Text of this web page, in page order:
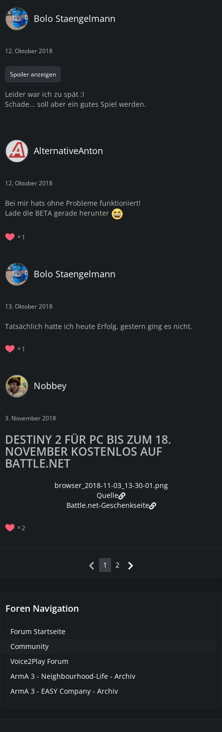
Bolo Staengelmann
12. Oktober 2018
Spoiler anzeigen
Leider war ich zu spät :I
Schade... soll aber ein gutes Spiel werden.
AlternativeAnton
12. Oktober 2018
Bei mir hats ohne Probleme funktioniert!
Lade die BETA gerade herunter
1
Bolo Staengelmann
13. Oktober 2018
Tatsächlich hatte ich heute Erfolg, gestern ging es nicht.
1
Nobbey
3. November 2018
DESTINY 2 FÜR PC BIS ZUM 18.
NOVEMBER KOSTENLOS AUF
BATTLE.NET
browser_2018-11-03_13-30-01.png
Quelle
Battle.net-Geschenkseite
2
1 2
Foren Navigation
Forum Startseite
Community
Voice2Play Forum
ArmA 3 - Neighbourhood-Life - Archiv
ArmA 3 - EASY Company - Archiv